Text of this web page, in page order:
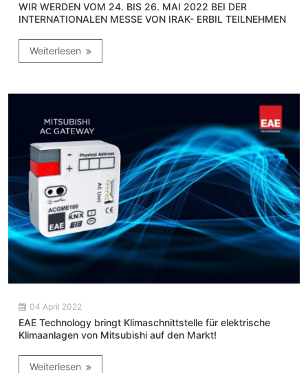
WIR WERDEN VOM 24. BIS 26. MAI 2022 BEI DER
INTERNATIONALEN MESSE VON IRAK- ERBIL TEILNEHMEN
Weiterlesen
04 April 2022
EAE Technology bringt Klimaschnittstelle für elektrische
Klimaanlagen von Mitsubishi auf den Markt!
Weiterlesen